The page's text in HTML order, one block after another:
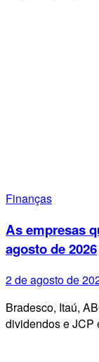
Finanças
As empresas
agosto de 2026
2 de agosto de
Bradesco, Itaú,
dividendos e